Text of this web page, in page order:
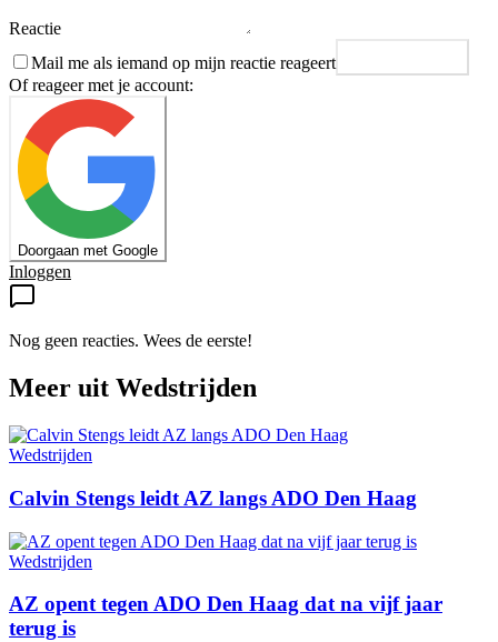
Reactie
Mail me als iemand op mijn reactie reageert
Of reageer met je account:
Doorgaan met Google
Inloggen
Nog geen reacties. Wees de eerste!
Meer uit Wedstrijden
Wedstrijden
Calvin Stengs leidt AZ langs ADO Den Haag
Wedstrijden
AZ opent tegen ADO Den Haag dat na vijf jaar
terug is